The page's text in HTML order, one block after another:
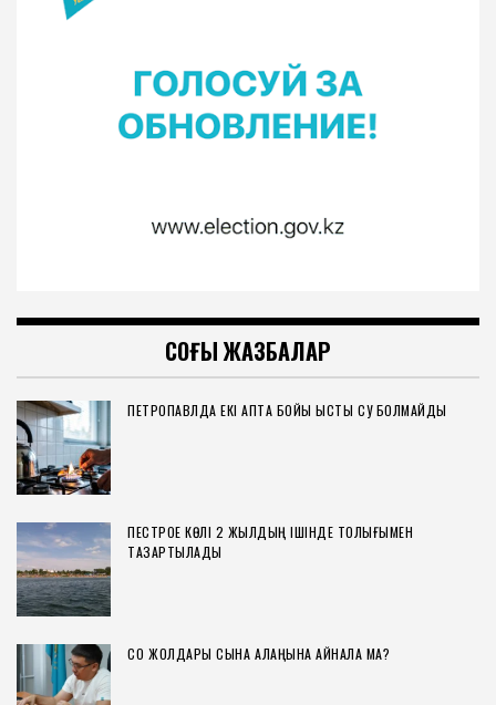
СОҢҒЫ ЖАЗБАЛАР
ПЕТРОПАВЛДА ЕКІ АПТА БОЙЫ ЫСТЫҚ СУ БОЛМАЙДЫ
ПЕСТРОЕ КӨЛІ 2 ЖЫЛДЫҢ ІШІНДЕ ТОЛЫҒЫМЕН
ТАЗАРТЫЛАДЫ
СҚО ЖОЛДАРЫ СЫНАҚ АЛАҢЫНА АЙНАЛА МА?